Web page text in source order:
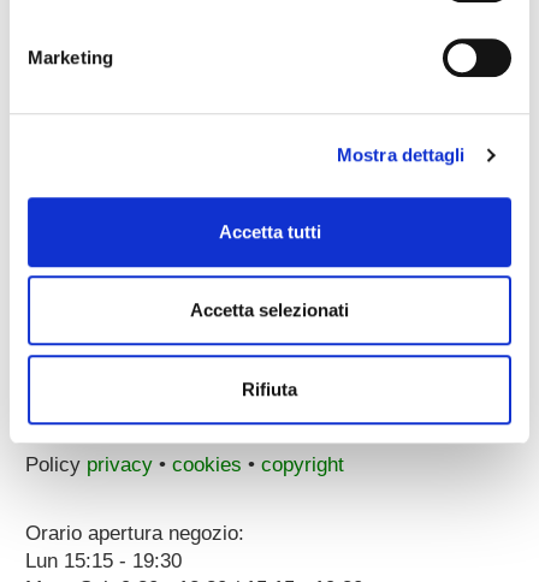
Marketing
Mostra dettagli
Accetta tutti
Accetta selezionati
Rifiuta
email pec:
37122 Verona (ITALY)
a 100 metri dal Parcheggio Arena
Dati societari
Policy privacy• cookies • copyright
Orario apertura negozio:
Lun 15:15 - 19:30